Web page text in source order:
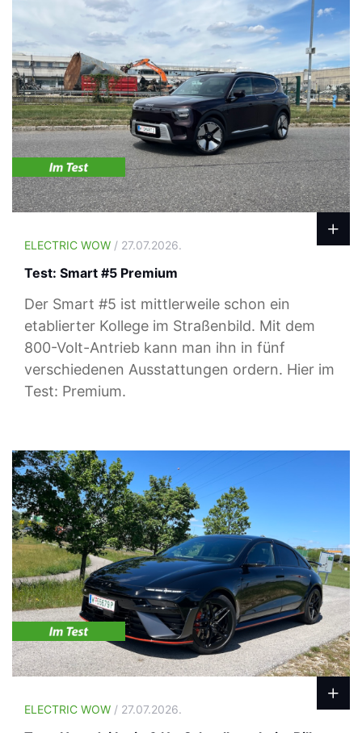
ELECTRIC WOW / 27.07.2026.
Test: Smart #5 Premium
Der Smart #5 ist mittlerweile schon ein
etablierter Kollege im Straßenbild. Mit dem
800-Volt-Antrieb kann man ihn in fünf
verschiedenen Ausstattungen ordern. Hier im
Test: Premium.
ELECTRIC WOW / 27.07.2026.